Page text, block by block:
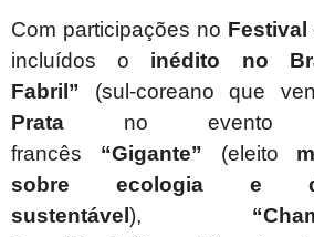
Com participações no Festival
incluídos o inédito no
Fabril” (sul-coreano que
Prata no evento
francês “Gigante” (eleito
sobre ecologia e
sustentável ),